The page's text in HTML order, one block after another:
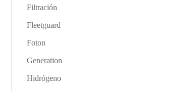
Filtración
Fleetguard
Foton
Generation
Hidrógeno